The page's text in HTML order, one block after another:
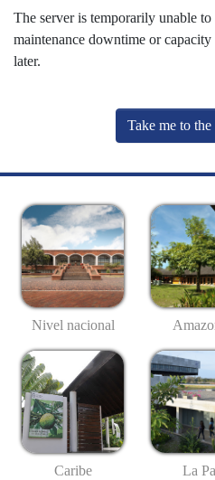
The server is temporarily unable
maintenance downtime or
later.
Take me to the
Nivel nacional
Caribe La